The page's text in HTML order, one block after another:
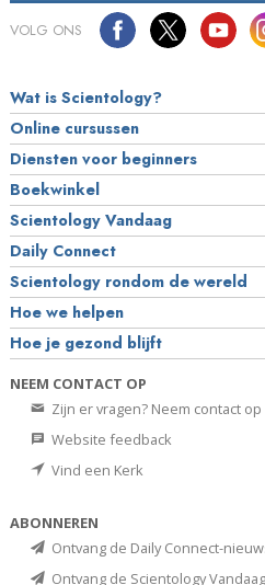
VOLG ONS
Wat is Scientology?
Online cursussen
Diensten voor beginners
Boekwinkel
Scientology Vandaag
Daily Connect
Scientology rondom de wereld
Hoe we helpen
Hoe je gezond blijft
NEEM CONTACT OP
Zijn er vragen? Neem contact op
Website feedback
Vind een Kerk
ABONNEREN
Ontvang de Daily Connect-
Ontvang de Scientology